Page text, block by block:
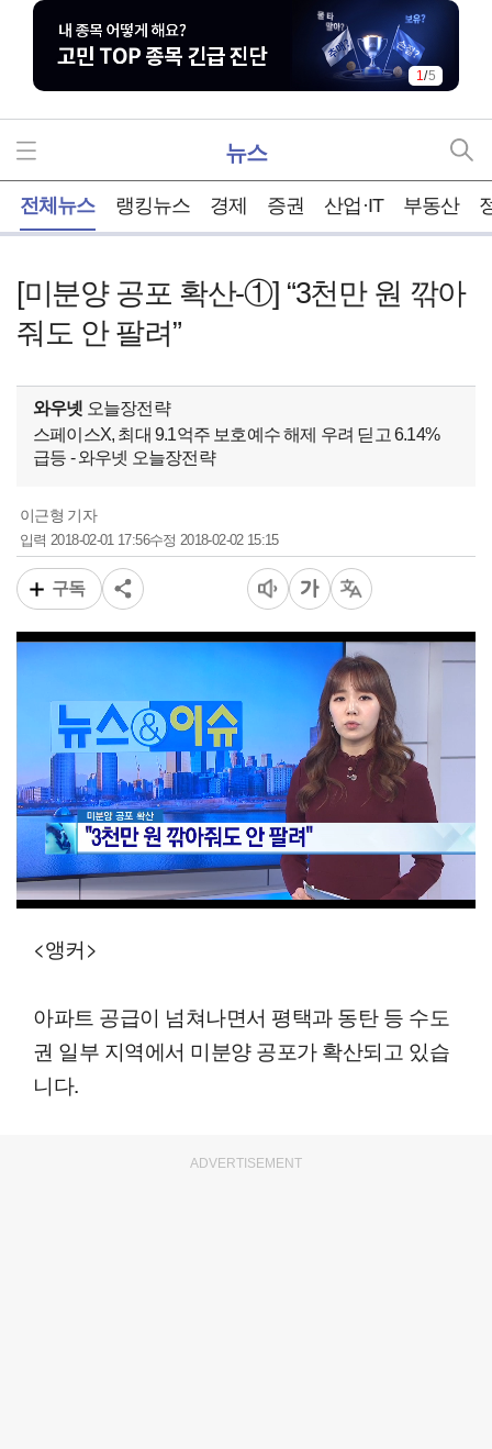
1/5
뉴스
전체뉴스 랭킹뉴스 경제 증권 산업·IT 부동산
[미분양 공포 확산-①] “3천만 원 깎아
줘도 안 팔려”
와우넷 오늘장전략
스페이스X, 최대 9.1억주 보호예수 해제 우려 딛고 6.14%
급등 - 와우넷 오늘장전략
이근형 기자
입력2018-02-01 17:56수정 2018-02-02 15:15
구독
00:15
<앵커>
아파트 공급이 넘쳐나면서 평택과 동탄 등 수도
권 일부 지역에서 미분양 공포가 확산되고 있습
니다.
ADVERTISEMENT